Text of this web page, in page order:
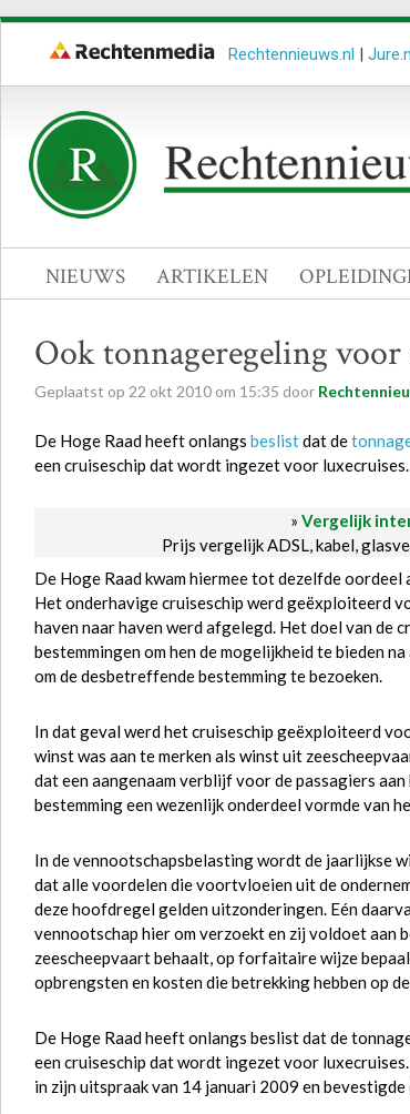
Rechtennieuws.nl |
NIEUWS ARTIKELEN
Ook tonnageregeling voor
Geplaatst op 22 okt 2010 om 15:35 door
De Hoge Raad heeft onlangs beslistdat de
een cruiseschip dat wordt ingezet voor luxecruises.
» Vergelijk
Prijs vergelijk ADSL, kabel,
De Hoge Raad kwam hiermee tot dezelfde
Het onderhavige cruiseschip werd geëxploiteerd
haven naar haven werd afgelegd. Het doel van de
bestemmingen om hen de mogelijkheid te bieden
om de desbetreffende bestemming te bezoeken.
In dat geval werd het cruiseschip geëxploiteerd
winst was aan te merken als winst uit
dat een aangenaam verblijf voor de passagiers
bestemming een wezenlijk onderdeel vormde van
In de vennootschapsbelasting wordt de jaarlijkse
dat alle voordelen die voortvloeien uit de
deze hoofdregel gelden uitzonderingen. Eén
vennootschap hier om verzoekt en zij voldoet aan
zeescheepvaart behaalt, op forfaitaire wijze
opbrengsten en kosten die betrekking hebben op
De Hoge Raad heeft onlangs beslist dat de
een cruiseschip dat wordt ingezet voor
in zijn uitspraak van 14 januari 2009 en